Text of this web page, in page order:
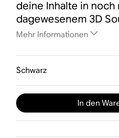
deine Inhalte in noch
dagewesenem 3D
Mehr Informationen
Schwarz
In den